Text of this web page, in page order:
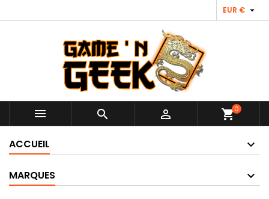
EUR € 
   shopping_cart0
ACCUEIL
MARQUES